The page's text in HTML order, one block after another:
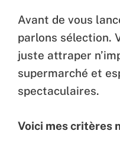
Avant de vous
parlons sélection.
juste attraper
supermarché et
spectaculaires.
Voici mes critères